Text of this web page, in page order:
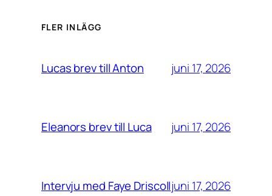
FLER INLÄGG
Lucas brev till Anton juni 17, 2026
Eleanors brev till Luca juni 17, 2026
Intervju med Faye Driscolljuni 17, 2026